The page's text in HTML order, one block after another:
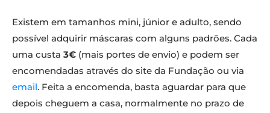
Existem em tamanhos mini, júnior e adulto, sendo
possível adquirir máscaras com alguns padrões. Cada
uma custa 3€ (mais portes de envio) e podem ser
encomendadas através do site da Fundação ou via
email. Feita a encomenda, basta aguardar para que
depois cheguem a casa, normalmente no prazo de